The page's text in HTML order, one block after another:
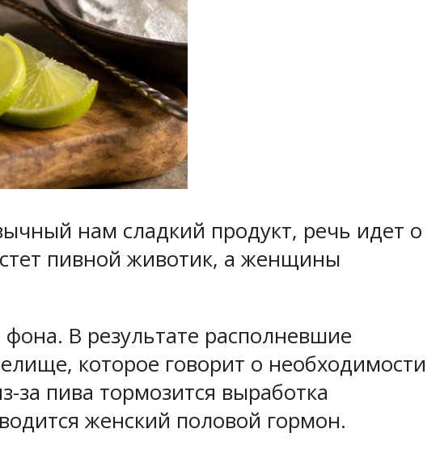
нам сладкий продукт, речь идет о
пивной животик, а женщины
В результате располневшие
которое говорит о необходимости
за пива тормозится выработка
женский половой гормон.